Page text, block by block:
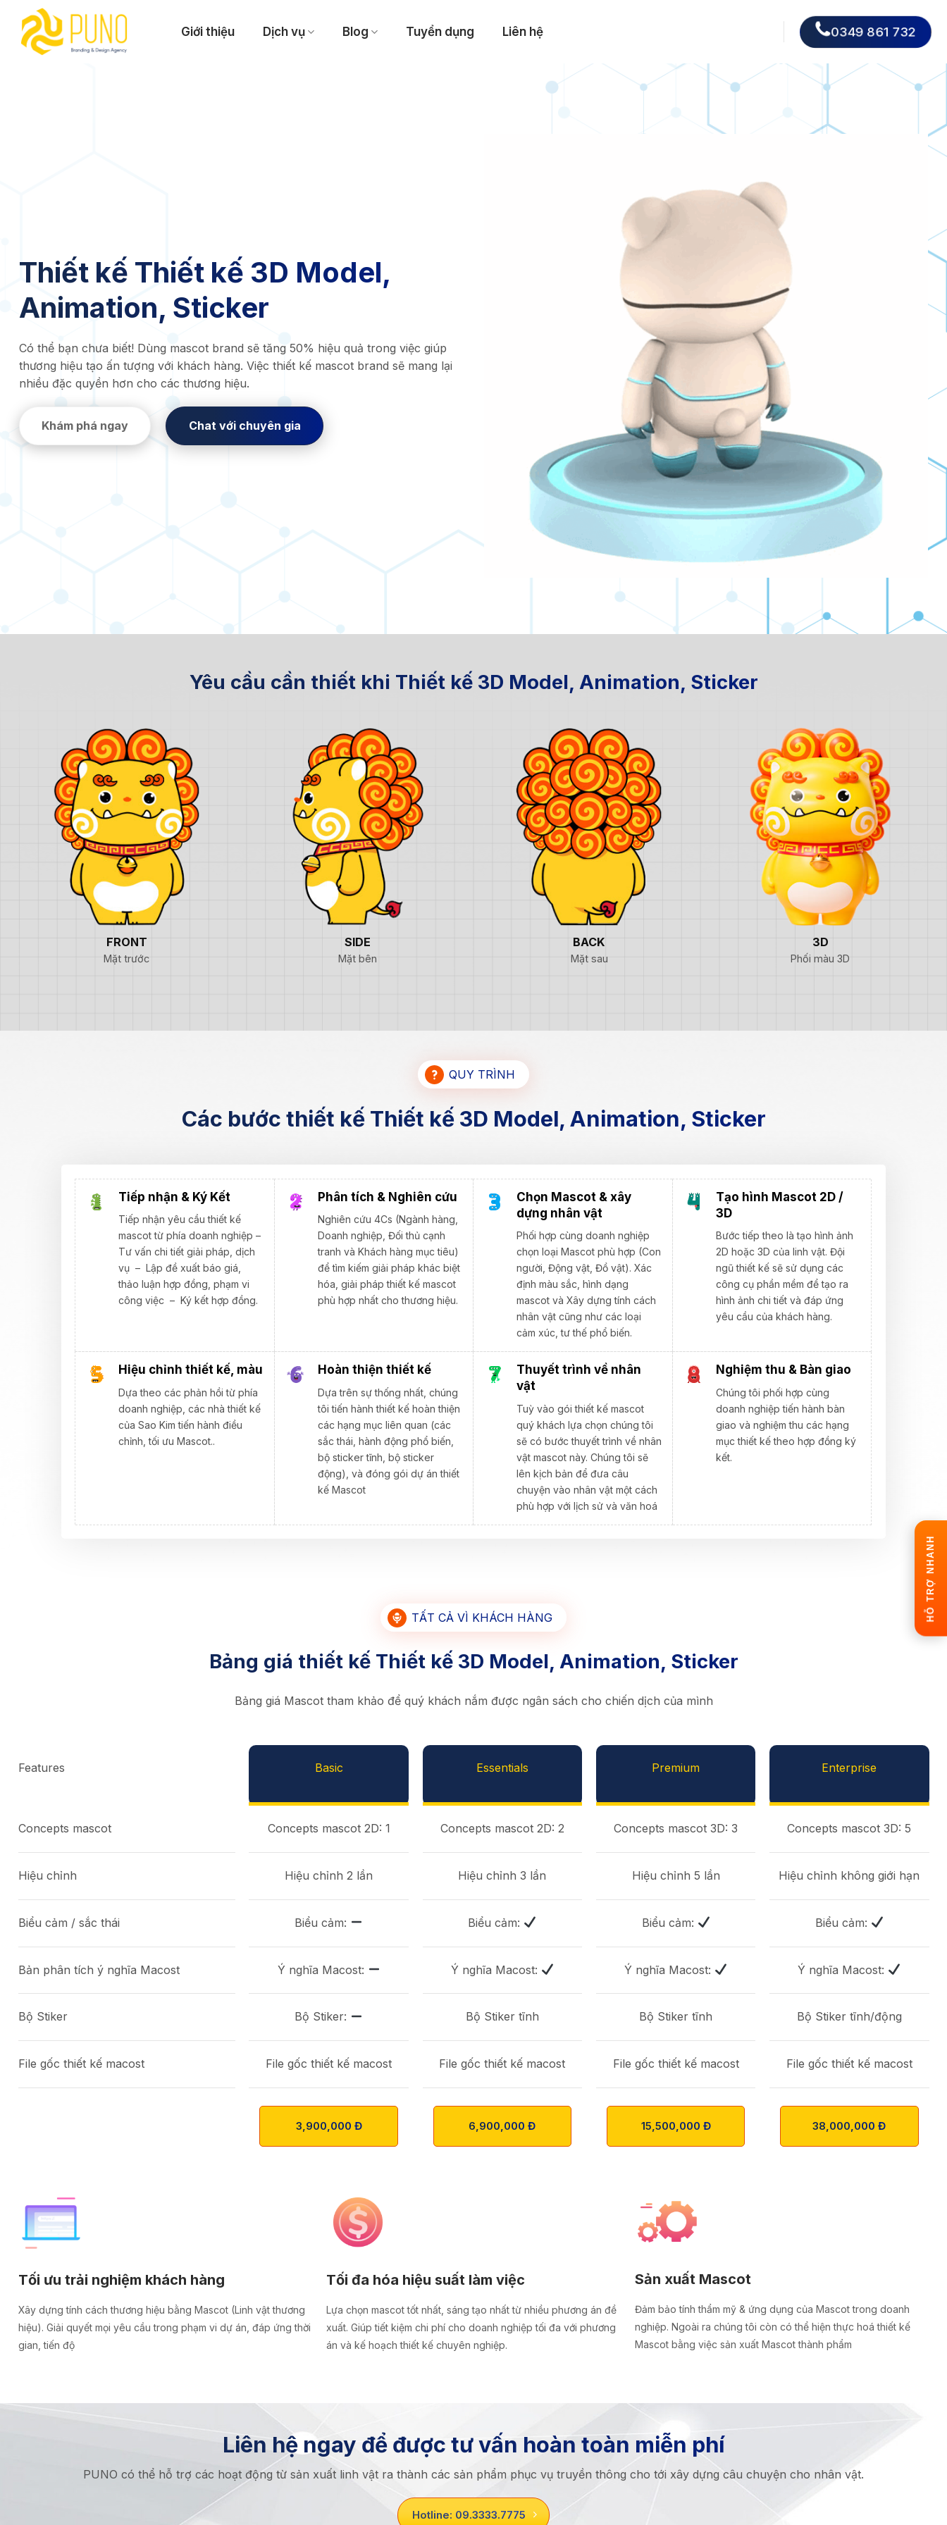
content
Giới thiệu Dịch vụ Blog Tuyển dụng Liên hệ 0349 861 732
Thiết kế Thiết kế 3D Model,
Animation, Sticker
Có thể bạn chưa biết! Dùng mascot brand sẽ tăng 50% hiệu quả trong việc giúp
thương hiệu tạo ấn tượng với khách hàng. Việc thiết kế mascot brand sẽ mang lại
nhiều đặc quyền hơn cho các thương hiệu.
Khám phá ngay Chat với chuyên gia
Yêu cầu cần thiết khi Thiết kế 3D Model, Animation, Sticker
FRONT
Mặt trước
SIDE
Mặt bên
BACK
Mặt sau
3D
Phối màu 3D
QUY TRÌNH
Các bước thiết kế Thiết kế 3D Model, Animation, Sticker
Tiếp nhận & Ký Kết
Tiếp nhận yêu cầu thiết kế
mascot từ phía doanh nghiệp –
Tư vấn chi tiết giải pháp, dịch
vụ – Lập đề xuất báo giá,
thảo luận hợp đồng, phạm vi
công việc – Ký kết hợp đồng.
Phân tích & Nghiên cứu
Nghiên cứu 4Cs (Ngành hàng,
Doanh nghiệp, Đối thủ cạnh
tranh và Khách hàng mục tiêu)
để tìm kiếm giải pháp khác biệt
hóa, giải pháp thiết kế mascot
phù hợp nhất cho thương hiệu.
Chọn Mascot & xây
dựng nhân vật
Phối hợp cùng doanh nghiệp
chọn loại Mascot phù hợp (Con
người, Động vật, Đồ vật). Xác
định màu sắc, hình dạng
mascot và Xây dựng tính cách
nhân vật cũng như các loại
cảm xúc, tư thế phổ biến.
Tạo hình Mascot 2D /
3D
Bước tiếp theo là tạo hình ảnh
2D hoặc 3D của linh vật. Đội
ngũ thiết kế sẽ sử dụng các
công cụ phần mềm để tạo ra
hình ảnh chi tiết và đáp ứng
yêu cầu của khách hàng.
Hiệu chỉnh thiết kế, màu
Dựa theo các phản hồi từ phía
doanh nghiệp, các nhà thiết kế
của Sao Kim tiến hành điều
chỉnh, tối ưu Mascot..
Hoàn thiện thiết kế
Dựa trên sự thống nhất, chúng
tôi tiến hành thiết kế hoàn thiện
các hạng mục liên quan (các
sắc thái, hành động phổ biến,
bộ sticker tĩnh, bộ sticker
động), và đóng gói dự án thiết
kế Mascot
Thuyết trình về nhân
vật
Tuỳ vào gói thiết kế mascot
quý khách lựa chọn chúng tôi
sẽ có bước thuyết trình về nhân
vật mascot này. Chúng tôi sẽ
lên kịch bản để đưa câu
chuyện vào nhân vật một cách
phù hợp với lịch sử và văn hoá
Nghiệm thu & Bàn giao
Chúng tôi phối hợp cùng
doanh nghiệp tiến hành bàn
giao và nghiệm thu các hạng
mục thiết kế theo hợp đồng ký
kết.
TẤT CẢ VÌ KHÁCH HÀNG
Bảng giá thiết kế Thiết kế 3D Model, Animation, Sticker
Bảng giá Mascot tham khảo để quý khách nắm được ngân sách cho chiến dịch của mình
Features
Concepts mascot
Hiệu chỉnh
Biểu cảm / sắc thái
Bản phân tích ý nghĩa Macost
Bộ Stiker
File gốc thiết kế macost
Basic
Concepts mascot 2D: 1
Hiệu chỉnh 2 lần
Biểu cảm:
Ý nghĩa Macost:
Bộ Stiker:
File gốc thiết kế macost
3,900,000 Đ
Essentials
Concepts mascot 2D: 2
Hiệu chỉnh 3 lần
Biểu cảm:
Ý nghĩa Macost:
Bộ Stiker tĩnh
File gốc thiết kế macost
6,900,000 Đ
Premium
Concepts mascot 3D: 3
Hiệu chỉnh 5 lần
Biểu cảm:
Ý nghĩa Macost:
Bộ Stiker tĩnh
File gốc thiết kế macost
15,500,000 Đ
Enterprise
Concepts mascot 3D: 5
Hiệu chỉnh không giới hạn
Biểu cảm:
Ý nghĩa Macost:
Bộ Stiker tĩnh/động
File gốc thiết kế macost
38,000,000 Đ
Tối ưu trải nghiệm khách hàng
Xây dựng tính cách thương hiệu bằng Mascot (Linh vật thương
hiệu). Giải quyết mọi yêu cầu trong phạm vi dự án, đáp ứng thời
gian, tiến độ
Tối đa hóa hiệu suất làm việc
Lựa chọn mascot tốt nhất, sáng tạo nhất từ nhiều phương án đề
xuất. Giúp tiết kiệm chi phí cho doanh nghiệp tối đa với phương
án và kế hoạch thiết kế chuyên nghiệp.
Sản xuất Mascot
Đảm bảo tính thẩm mỹ & ứng dụng của Mascot trong doanh
nghiệp. Ngoài ra chúng tôi còn có thể hiện thực hoá thiết kế
Mascot bằng việc sản xuất Mascot thành phẩm
Liên hệ ngay để được tư vấn hoàn toàn miễn phí
PUNO có thể hỗ trợ các hoạt động từ sản xuất linh vật ra thành các sản phẩm phục vụ truyền thông cho tới xây dựng câu chuyện cho nhân vật.
Hotline: 09.3333.7775
HỖ TRỢ NHANH